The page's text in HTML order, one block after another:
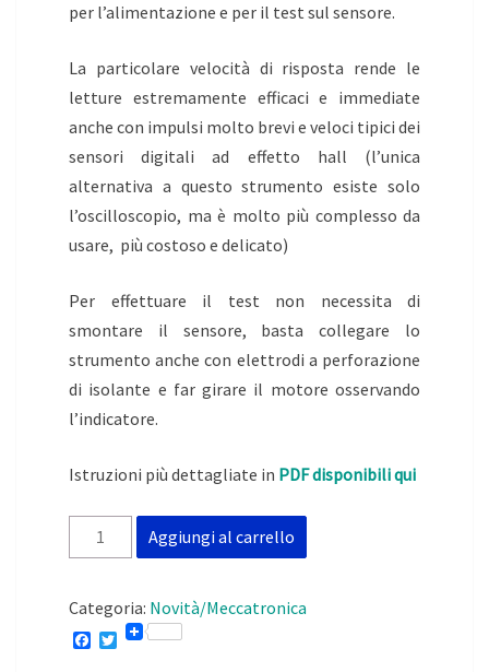
per l’alimentazione e per il test sul sensore.
La particolare velocità di risposta rende le
letture estremamente efficaci e immediate
anche con impulsi molto brevi e veloci tipici dei
sensori digitali ad effetto hall (l’unica
alternativa a questo strumento esiste solo
l’oscilloscopio, ma è molto più complesso da
usare, più costoso e delicato)
Per effettuare il test non necessita di
smontare il sensore, basta collegare lo
strumento anche con elettrodi a perforazione
di isolante e far girare il motore osservando
l’indicatore.
Istruzioni più dettagliate in PDF disponibili qui
FastLevel
quantità
Aggiungi al carrello
Categoria: Novità/Meccatronica
T